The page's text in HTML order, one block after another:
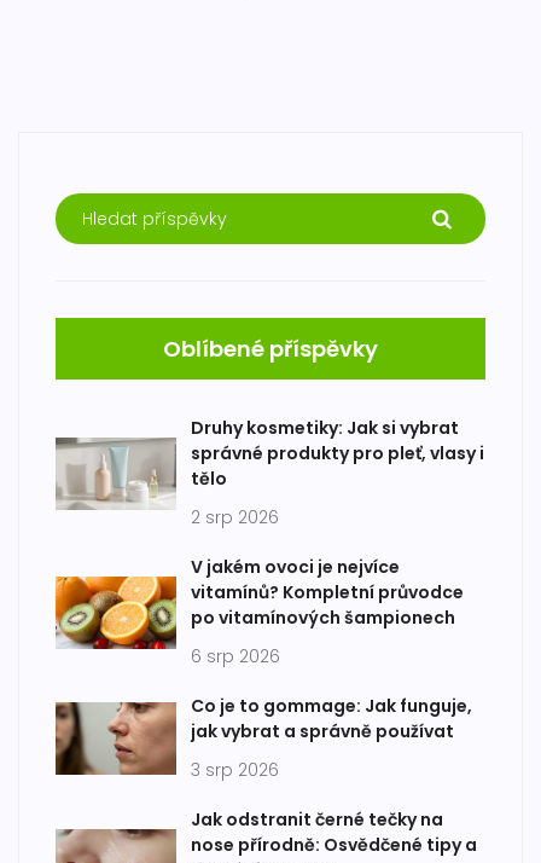
Oblíbené příspěvky
Druhy kosmetiky: Jak si vybrat
správné produkty pro pleť, vlasy i
tělo
2 srp 2026
V jakém ovoci je nejvíce
vitamínů? Kompletní průvodce
po vitamínových šampionech
6 srp 2026
Co je to gommage: Jak funguje,
jak vybrat a správně používat
3 srp 2026
Jak odstranit černé tečky na
nose přírodně: Osvědčené tipy a